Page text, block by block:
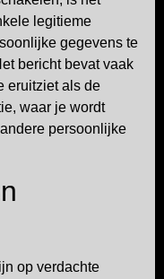
legitieme
gegevens te
bericht bevat vaak
eruitziet als de
waar je wordt
persoonlijke
op verdachte